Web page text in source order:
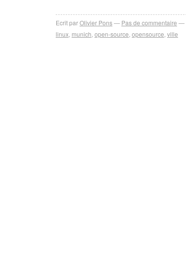
Ecrit parOlivier Pons Pas de commentaire
linux munich open-source opensource ville